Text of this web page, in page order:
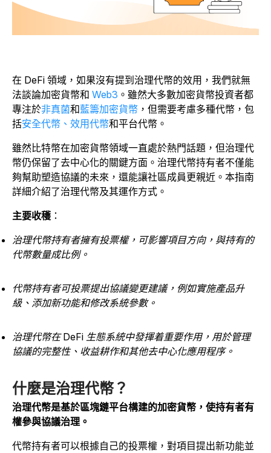
在 DeFi 領域，如果沒有提到治理代幣的效用，我們就無
法談論加密貨幣和 Web3 。 雖然大多數加密貨幣投資者都
專注於非真菌和藍籌加密貨幣 ，但需要考慮多種代幣，包
括安全代幣、效用代幣和平台代幣。
雖然比特幣在加密貨幣領域一直處於熱門話題，但治理代
幣仍保留了去中心化的關鍵方面。 治理代幣持有者不僅能
夠幫助塑造協議的未來，還能讓社區成員更親近。本指南
詳細介紹了治理代幣及其運作方式。
主要收穫 ：
治理代幣持有者擁有投票權，可影響項目方向，與持有的
代幣數量成比例。
代幣持有者可投票提出協議變更建議，例如實施產品升
級、添加新功能和修改系統參數。
治理代幣在 DeFi 生態系統中發揮着重要作用，用於管理
協議的完整性、收益耕作和其他去中心化應用程序。
什麼是治理代幣？
治理代幣是基於區塊鏈平台構建的加密貨幣，使持有者有
權參與協議治理。
代幣持有者可以根據自己的投票權，對項目提出新功能並